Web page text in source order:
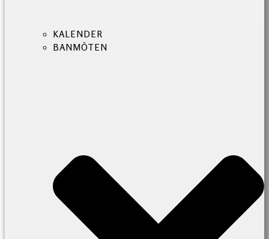
KALENDER
BANMÖTEN